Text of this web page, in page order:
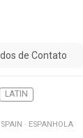
de Contato
LATIN
SPAIN · ESPANHOLA